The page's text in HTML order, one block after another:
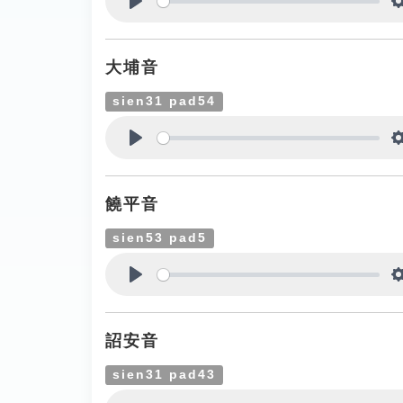
大埔音
sien31 pad54
饒平音
sien53 pad5
詔安音
sien31 pad43